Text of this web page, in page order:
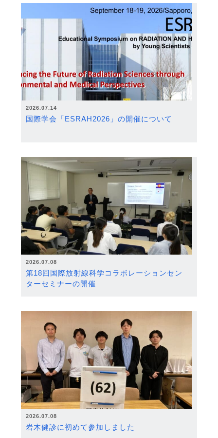
2026.07.14
国際学会「ESRAH2026」の開催について
2026.07.08
第18回国際放射線科学コラボレーションセン
ターセミナーの開催
2026.07.08
岩木健診に初めて参加しました